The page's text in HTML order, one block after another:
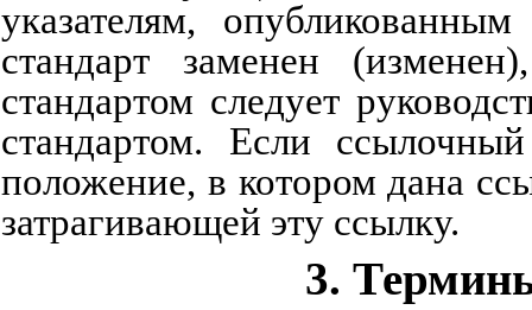
указателям, опубликованным
стандарт
заменен (изменен
стандартом следует
стандартом. Если
ссылочный
положение, в котором дана
затрагивающей эту ссылку.
3.